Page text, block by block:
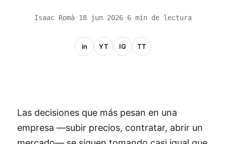
Isaac Romà· 18 jun 2026· 6 min de lectura
in YT IG TT
Las decisiones que más pesan en una
empresa —subir precios, contratar, abrir un